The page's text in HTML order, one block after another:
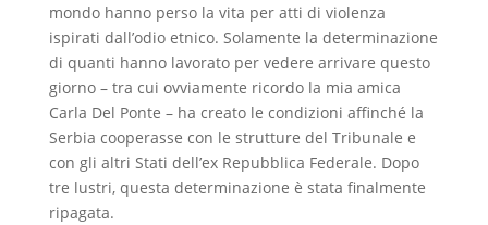
mondo hanno perso la vita per atti di violenza
ispirati dall’odio etnico. Solamente la determinazione
di quanti hanno lavorato per vedere arrivare questo
giorno – tra cui ovviamente ricordo la mia amica
Carla Del Ponte – ha creato le condizioni affinché la
Serbia cooperasse con le strutture del Tribunale e
con gli altri Stati dell’ex Repubblica Federale. Dopo
tre lustri, questa determinazione è stata finalmente
ripagata.